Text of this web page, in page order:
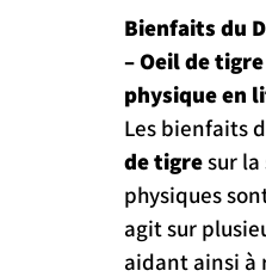
Bienfaits du
– Oeil de
physique en
Les bienfaits
de tigre sur la
physiques
agit sur
aidant ainsi à